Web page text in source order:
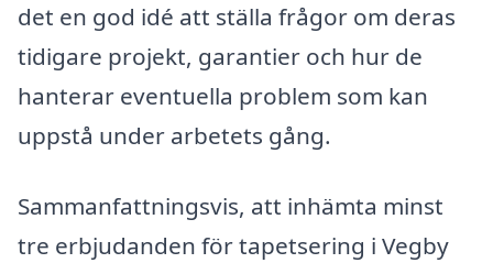
det en god idé att ställa frågor om deras
tidigare projekt, garantier och hur de
hanterar eventuella problem som kan
uppstå under arbetets gång.
Sammanfattningsvis, att inhämta minst
tre erbjudanden för tapetsering i Vegby